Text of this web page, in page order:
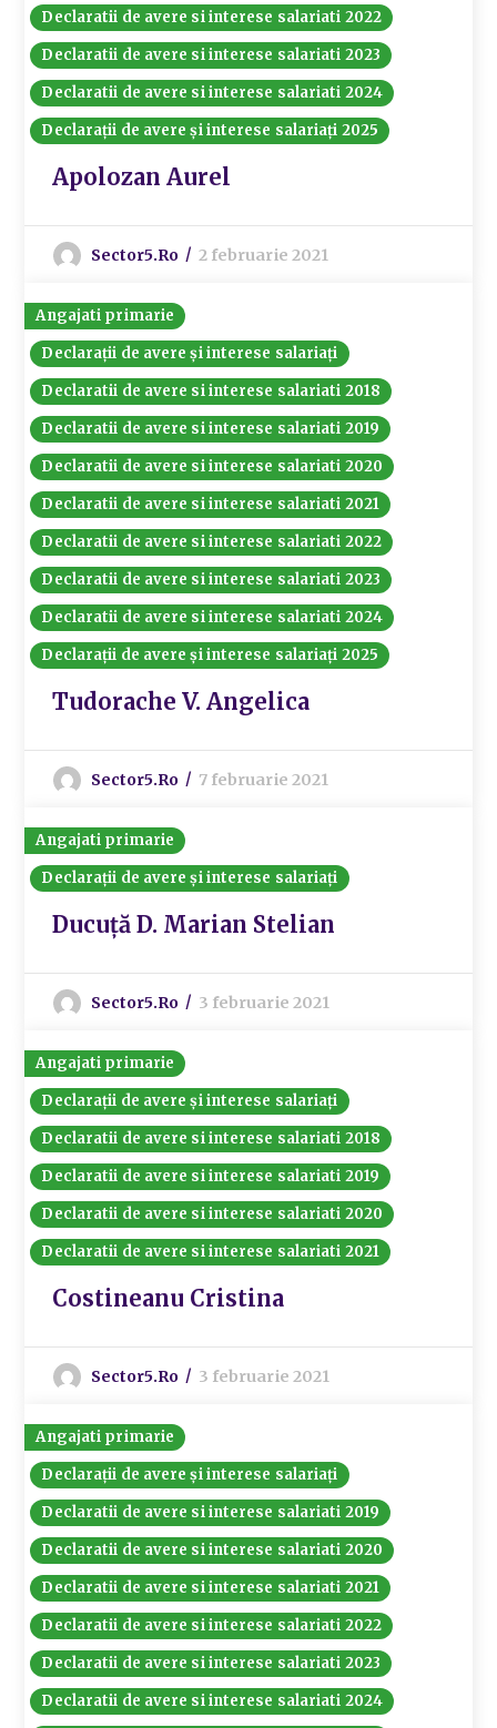
Declaratii de avere si interese salariati 2022
Declaratii de avere si interese salariati 2023
Declaratii de avere si interese salariati 2024
Declarații de avere și interese salariați 2025
Apolozan Aurel
Sector5.ro 2 februarie 2021
Angajati primarie
Declarații de avere și interese salariați
Declaratii de avere si interese salariati 2018
Declaratii de avere si interese salariati 2019
Declaratii de avere si interese salariati 2020
Declaratii de avere si interese salariati 2021
Declaratii de avere si interese salariati 2022
Declaratii de avere si interese salariati 2023
Declaratii de avere si interese salariati 2024
Declarații de avere și interese salariați 2025
Tudorache V. Angelica
Sector5.ro 7 februarie 2021
Angajati primarie
Declarații de avere și interese salariați
Ducuță D. Marian Stelian
Sector5.ro 3 februarie 2021
Angajati primarie
Declarații de avere și interese salariați
Declaratii de avere si interese salariati 2018
Declaratii de avere si interese salariati 2019
Declaratii de avere si interese salariati 2020
Declaratii de avere si interese salariati 2021
Costineanu Cristina
Sector5.ro 3 februarie 2021
Angajati primarie
Declarații de avere și interese salariați
Declaratii de avere si interese salariati 2019
Declaratii de avere si interese salariati 2020
Declaratii de avere si interese salariati 2021
Declaratii de avere si interese salariati 2022
Declaratii de avere si interese salariati 2023
Declaratii de avere si interese salariati 2024